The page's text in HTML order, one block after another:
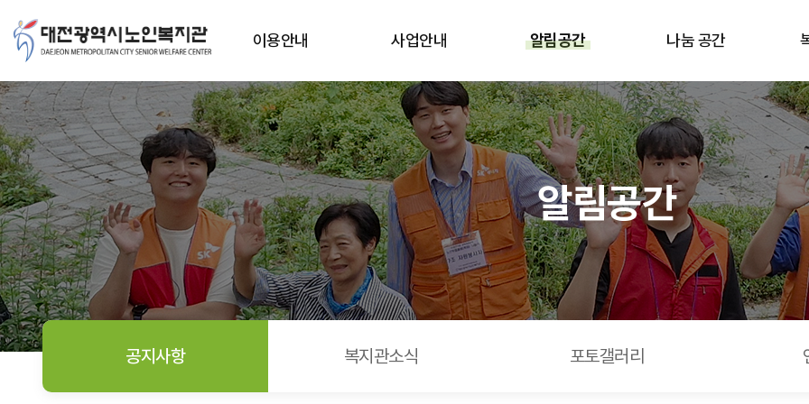
2026년 사회복지 현장실습생 최종합격자 공고 > 공지사항
이용안내 사업안내 알림공간 나눔 공간
알림공간
공지사항 복지관소식 포토갤러리